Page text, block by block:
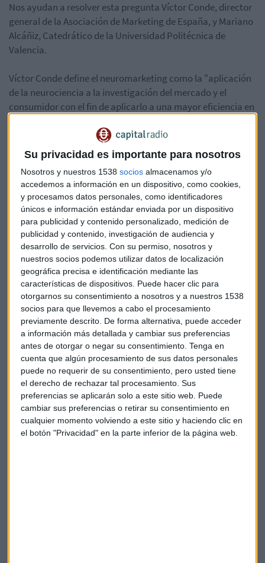
Su privacidad es importante para nosotros
Nosotros y nuestros 1538 socios almacenamos y/o
accedemos a información en un dispositivo, como cookies,
y procesamos datos personales, como identificadores
únicos e información estándar enviada por un dispositivo
para publicidad y contenido personalizado, medición de
publicidad y contenido, investigación de audiencia y
desarrollo de servicios. Con su permiso, nosotros y
nuestros socios podemos utilizar datos de localización
geográfica precisa e identificación mediante las
características de dispositivos. Puede hacer clic para
otorgarnos su consentimiento a nosotros y a nuestros 1538
socios para que llevemos a cabo el procesamiento
previamente descrito. De forma alternativa, puede acceder
a información más detallada y cambiar sus preferencias
antes de otorgar o negar su consentimiento. Tenga en
cuenta que algún procesamiento de sus datos personales
puede no requerir de su consentimiento, pero usted tiene
el derecho de rechazar tal procesamiento. Sus
preferencias se aplicarán solo a este sitio web. Puede
cambiar sus preferencias o retirar su consentimiento en
cualquier momento volviendo a este sitio y haciendo clic en
el botón "Privacidad" en la parte inferior de la página web.
Nos ayudan a resolver esta pregunta Víctor Conde, director
general de la Asociación de Marketing de España, y Mariano
Alcáñiz, Catedrático de la Universidad Politécnica de
Valencia.
Víctor Conde define el neuromarketing como la "aplicación
de la neurociencia a la investigación del mercado y el
consumidor con el fin de aplicarlo a una mayor eficiencia en
el consumidor está buscando".
Escucha el fragmento completo aquí:
*Lo sentimos pero el audio ha sido eliminado
Neuromarketing Víctor Conde Mariano Alcáñiz
Suscríbete a nuestros boletines
Te enviaremos las noticias más importantes del día